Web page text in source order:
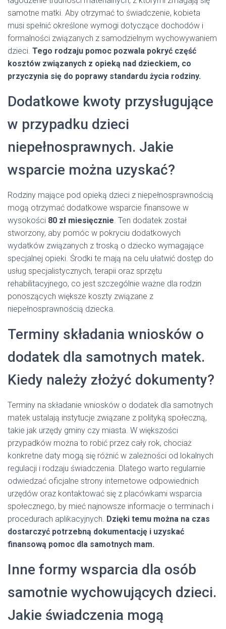
samotne matki. Aby otrzymać to świadczenie, kobieta
musi spełnić określone wymogi dotyczące dochodów i
formalności związanych z samodzielnym wychowywaniem
dzieci. Tego rodzaju pomoc pozwala pokryć część
kosztów związanych z opieką nad dzieckiem, co
przyczynia się do poprawy standardu życia rodziny.
Dodatkowe kwoty przysługujące
w przypadku dzieci
niepełnosprawnych. Jakie
wsparcie można uzyskać?
Rodziny mające pod opieką dzieci z niepełnosprawnością
mogą otrzymać dodatkowe wsparcie finansowe w
wysokości 80 zł miesięcznie. Ten dodatek został
stworzony, aby pomóc w pokryciu dodatkowych
wydatków związanych z troską o dziecko wymagające
specjalnej opieki. Środki te mają na celu ułatwić dostęp do
usług specjalistycznych, terapii oraz sprzętu
rehabilitacyjnego, co jest szczególnie ważne dla rodzin
ponoszących większe koszty związane z
niepełnosprawnością dziecka.
Terminy składania wniosków o
dodatek dla samotnych matek.
Kiedy należy złożyć dokumenty?
Terminy na składanie wniosków o dodatek dla samotnych
matek ustalają instytucje związane z polityką społeczną,
takie jak urzędy gminy czy miasta. W większości
przypadków można to robić przez cały rok, chociaż
konkretne daty mogą się różnić w zależności od lokalnych
regulacji i rodzaju świadczenia. Dlatego warto regularnie
odwiedzać oficjalne strony internetowe odpowiednich
urzędów oraz kontaktować się z placówkami wsparcia
społecznego, by mieć najnowsze informacje o terminach i
procedurach aplikacyjnych. Dzięki temu można na czas
dostarczyć potrzebną dokumentację i uzyskać
finansową pomoc dla samotnych mam.
Inne formy wsparcia dla osób
samotnie wychowujących dzieci.
Jakie świadczenia mogą